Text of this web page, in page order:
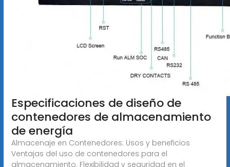
Especificaciones de diseño de
contenedores de almacenamiento
de energía
Almacenaje en Contenedores: Usos y beneficios
Ventajas del uso de contenedores para el
almacenamiento. Flexibilidad y seguridad en el